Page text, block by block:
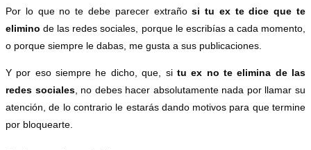
Por lo que no te debe parecer extrañosi tu ex te dice que te
elimino de las redes sociales, porque le escribías a cada momento,
o porque siempre le dabas, me gusta a sus publicaciones.
Y por eso siempre he dicho, que, si tu ex no te elimina de las
redes sociales, no debes hacer absolutamente nada por llamar su
atención, de lo contrario le estarás dando motivos para que termine
por bloquearte.